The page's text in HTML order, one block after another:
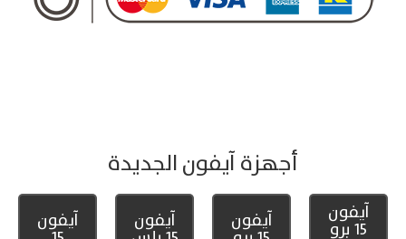
أجهزة آيفون الجديدة
آيفون
15 برو آيفون آيفون آيفون